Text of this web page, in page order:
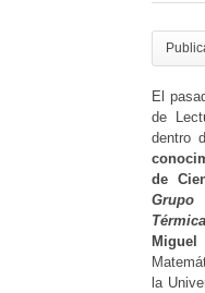
El
de
dentro
de
la